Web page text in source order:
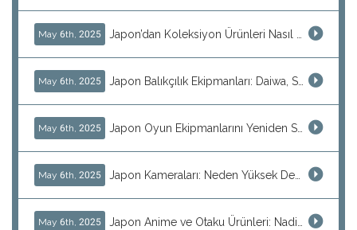
May 6th, 2025 Japon’dan Koleksiyon Ürünleri Nasıl Bulunur: Vintage Saatler ve Nadir Hobi Ürünleri
May 6th, 2025 Japon Balıkçılık Ekipmanları: Daiwa, Shimano ve Daha Fazlasını Doğrudan Japonya'dan Temin Edin
May 6th, 2025 Japon Oyun Ekipmanlarını Yeniden Satmak: Konsol ve Retro Hazine Bulma Taktikleri
May 6th, 2025 Japon Kameraları: Neden Yüksek Değerli Bir Yatırım
May 6th, 2025 Japon Anime ve Otaku Ürünleri: Nadir Figürlerin Satışında İpuçları